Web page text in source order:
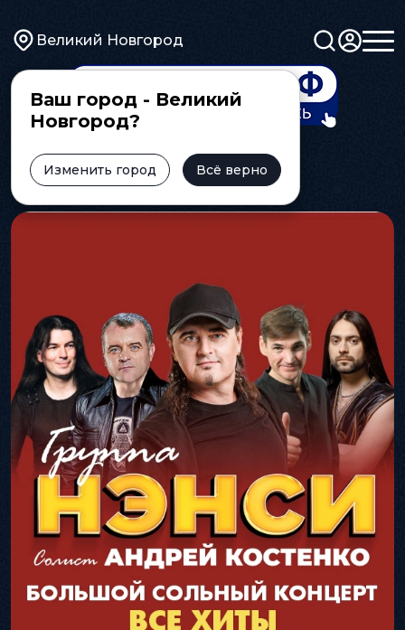
Великий Новгород
Ваш город - Великий
Новгород?
Изменить город Всё верно
Главная Афиша Группа "НЭНСИ"